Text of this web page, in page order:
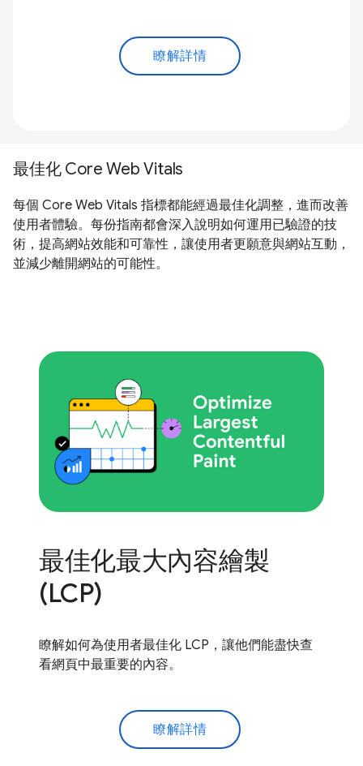
瞭解詳情
最佳化 Core Web Vitals
每個 Core Web Vitals 指標都能經過最佳化調整，進而改善
使用者體驗。每份指南都會深入說明如何運用已驗證的技
術，提高網站效能和可靠性，讓使用者更願意與網站互動，
並減少離開網站的可能性。
最佳化最大內容繪製
(LCP)
瞭解如何為使用者最佳化 LCP，讓他們能盡快查
看網頁中最重要的內容。
瞭解詳情